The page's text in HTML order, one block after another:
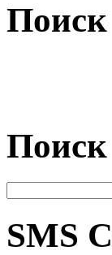
Поиск
SMS